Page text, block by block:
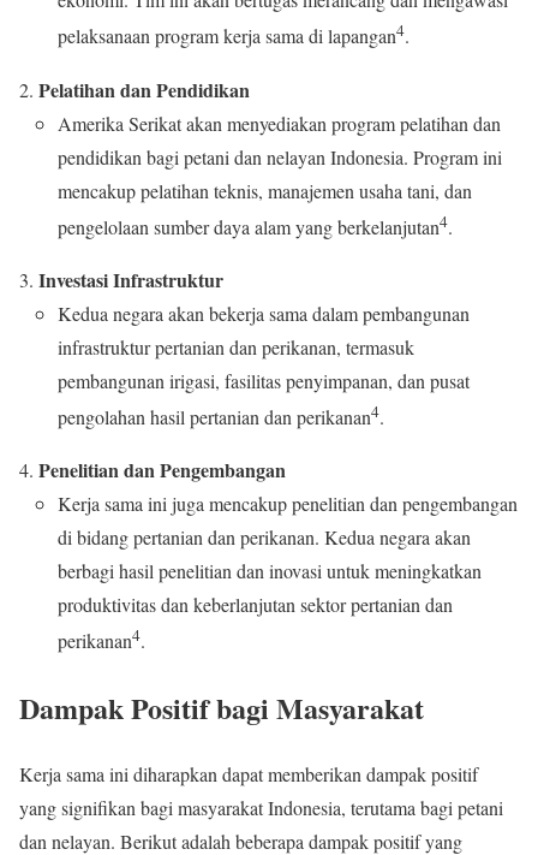
pelaksanaan program kerja sama di lapangan4.
Pelatihan dan Pendidikan
Amerika Serikat akan menyediakan program pelatihan dan
pendidikan bagi petani dan nelayan Indonesia. Program ini
mencakup pelatihan teknis, manajemen usaha tani, dan
pengelolaan sumber daya alam yang berkelanjutan4.
Investasi Infrastruktur
Kedua negara akan bekerja sama dalam pembangunan
infrastruktur pertanian dan perikanan, termasuk
pembangunan irigasi, fasilitas penyimpanan, dan pusat
pengolahan hasil pertanian dan perikanan4.
Penelitian dan Pengembangan
Kerja sama ini juga mencakup penelitian dan pengembangan
di bidang pertanian dan perikanan. Kedua negara akan
berbagi hasil penelitian dan inovasi untuk meningkatkan
produktivitas dan keberlanjutan sektor pertanian dan
perikanan4.
Dampak Positif bagi Masyarakat
Kerja sama ini diharapkan dapat memberikan dampak positif
yang signifikan bagi masyarakat Indonesia, terutama bagi petani
dan nelayan. Berikut adalah beberapa dampak positif yang